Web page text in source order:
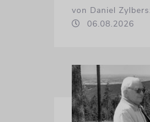
von Daniel
06.08.2026